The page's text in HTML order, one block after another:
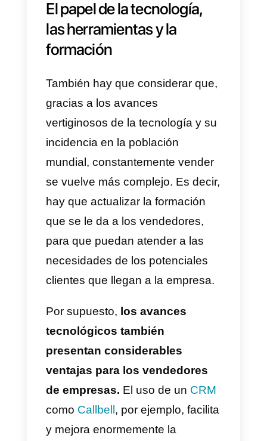
empleados es tan importante
porque son ellos los que se
El papel de la tecnología,
las herramientas y la
formación
También hay que considerar que,
gracias a los avances
vertiginosos de la tecnología y su
mundial, constantemente vender
se vuelve más complejo. Es
hay que actualizar la formación